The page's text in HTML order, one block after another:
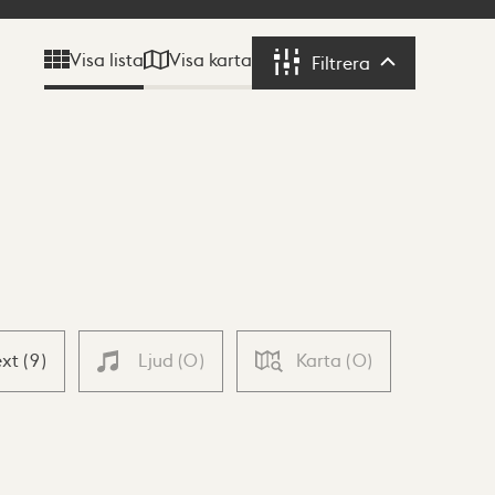
Visa lista Visa karta Filtrera Filtrera
(9) Ljud (0) Karta (0)